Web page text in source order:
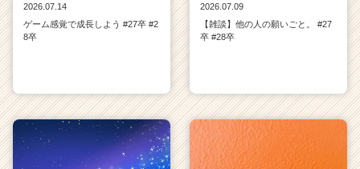
2026.07.14
ゲーム感覚で成長しよう #27卒 #2
8卒
2026.07.09
【雑談】他の人の願いごと。 #27
卒 #28卒